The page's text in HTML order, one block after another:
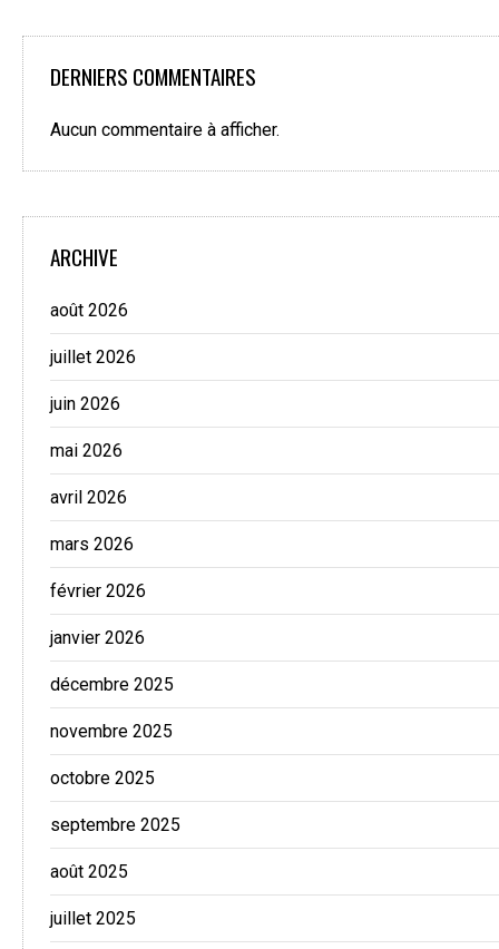
DERNIERS COMMENTAIRES
Aucun commentaire à afficher.
ARCHIVE
août 2026
juillet 2026
juin 2026
mai 2026
avril 2026
mars 2026
février 2026
janvier 2026
décembre 2025
novembre 2025
octobre 2025
septembre 2025
août 2025
juillet 2025